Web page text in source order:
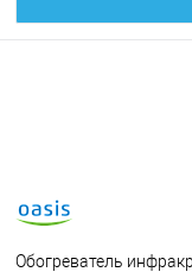
Обогреватель